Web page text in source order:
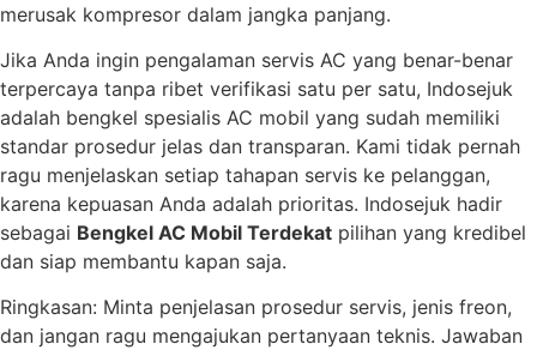
merusak kompresor dalam jangka panjang.
Jika Anda ingin pengalaman servis AC yang benar-benar
terpercaya tanpa ribet verifikasi satu per satu, Indosejuk
adalah bengkel spesialis AC mobil yang sudah memiliki
standar prosedur jelas dan transparan. Kami tidak pernah
ragu menjelaskan setiap tahapan servis ke pelanggan,
karena kepuasan Anda adalah prioritas. Indosejuk hadir
sebagai Bengkel AC Mobil Terdekat pilihan yang kredibel
dan siap membantu kapan saja.
Ringkasan: Minta penjelasan prosedur servis, jenis freon,
dan jangan ragu mengajukan pertanyaan teknis. Jawaban